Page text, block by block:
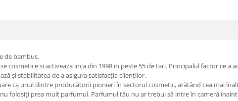
de bambus.
cosmetice si activeaza inca din 1998 in peste 55 de tari. Principalul factor ce
și stabilitatea de a asigura satisfacția clienților.
ca unul dintre producătorii pionieri în sectorul cosmetic, arătând cea mai
folosiți prea mult parfumul. Parfumul tău nu ar trebui să intre în cameră